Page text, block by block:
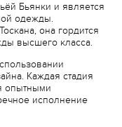
Бьянки и является
одежды.
она гордится
высшего класса.
Каждая стадия
опытными
исполнение